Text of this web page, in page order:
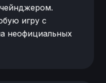
игру с
неофициальных